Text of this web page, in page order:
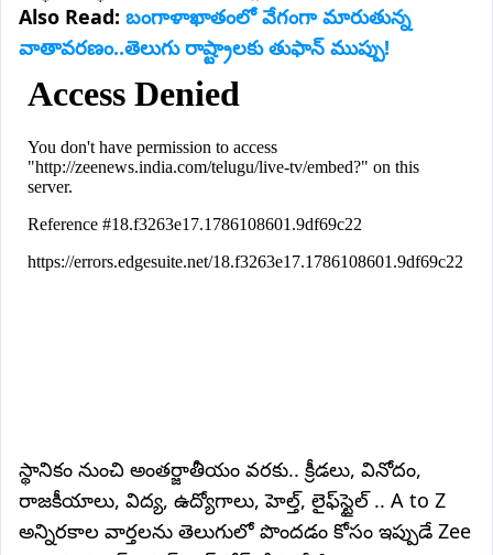
Also Read: బంగాళాఖాతంలో వేగంగా మారుతున్న
వాతావరణం..తెలుగు రాష్ట్రాలకు తుఫాన్ ముప్పు!
స్థానికం నుంచి అంతర్జాతీయం వరకు.. క్రీడలు, వినోదం,
రాజకీయాలు, విద్య, ఉద్యోగాలు, హెల్త్, లైఫ్‌స్టైల్ .. A to Z
అన్నిరకాల వార్తలను తెలుగులో పొందడం కోసం ఇప్పుడే Zee